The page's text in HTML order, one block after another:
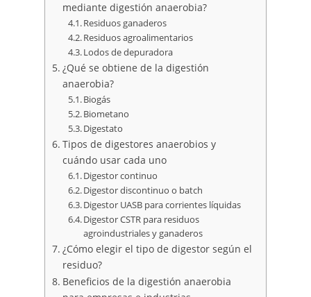
mediante digestión anaerobia?
Residuos ganaderos
Residuos agroalimentarios
Lodos de depuradora
¿Qué se obtiene de la digestión
anaerobia?
Biogás
Biometano
Digestato
Tipos de digestores anaerobios y
cuándo usar cada uno
Digestor continuo
Digestor discontinuo o batch
Digestor UASB para corrientes líquidas
Digestor CSTR para residuos
agroindustriales y ganaderos
¿Cómo elegir el tipo de digestor según el
residuo?
Beneficios de la digestión anaerobia